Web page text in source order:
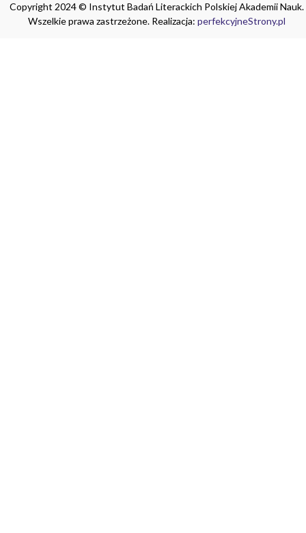
Copyright 2024 © Instytut Badań Literackich Polskiej Akademii Nauk.
Wszelkie prawa zastrzeżone. Realizacja: perfekcyjneStrony.pl